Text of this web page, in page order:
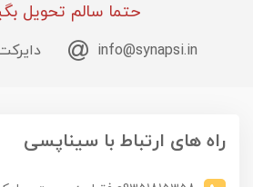
حتما سالم تحویل
info@synapsi.in
راه های ارتباط با سیناپسی